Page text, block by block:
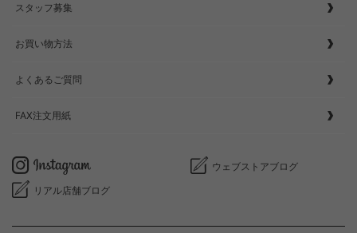
スタッフ募集
お買い物方法
よくあるご質問
FAX注文用紙
ウェブストアブログ
リアル店舗ブログ